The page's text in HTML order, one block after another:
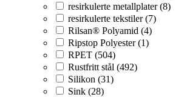
resirkulerte metallplater (8)
resirkulerte tekstiler (7)
Rilsan® Polyamid (4)
Ripstop Polyester (1)
RPET (504)
Rustfritt stål (492)
Silikon (31)
Sink (28)